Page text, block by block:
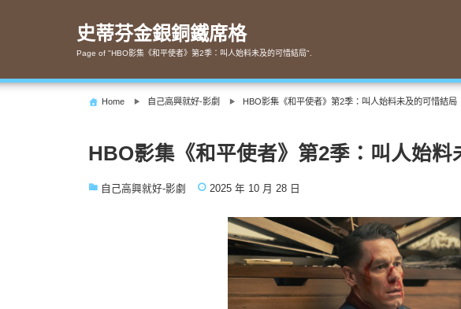
史蒂芬金銀銅鐵席格
Page of "HBO影集《和平使者》第2季：叫人始料未及的可惜結局".
Home 自己高興就好-影劇 HBO影集《和平使者》第2季：叫人始料未及的可惜結局
HBO影集《和平使者》第2季：叫人始料
自己高興就好-影劇 2025 年 10 月 28 日